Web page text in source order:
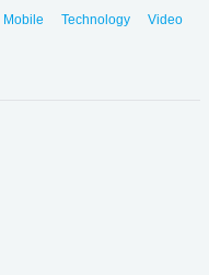
Mobile Technology Video